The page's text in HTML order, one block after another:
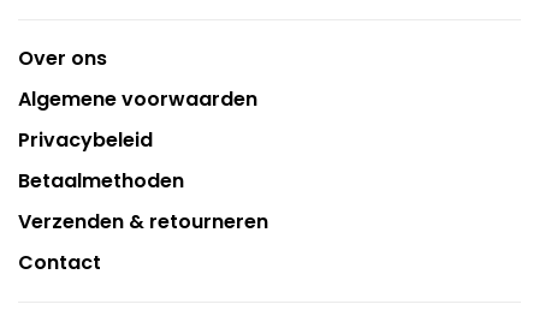
Over ons
Algemene voorwaarden
Privacybeleid
Betaalmethoden
Verzenden & retourneren
Contact